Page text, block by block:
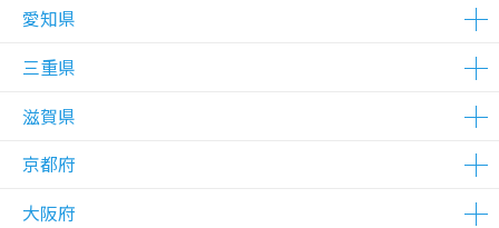
△在庫わずか
△在庫わずか
△在庫わずか
△在庫わずか
△在庫わずか
△在庫わずか
△在庫わずか
愛知県
△在庫わずか
△在庫わずか
△在庫わずか
△在庫わずか
△在庫わずか
△在庫わずか
△在庫わずか
△在庫わずか
△在庫わずか
△在庫わずか
△在庫わずか
△在庫わずか
△在庫わずか
△在庫わずか
△在庫わずか
△在庫わずか
△在庫わずか
△在庫わずか
三重県
△在庫わずか
滋賀県
△在庫わずか
△在庫わずか
△在庫わずか
京都府
大阪府